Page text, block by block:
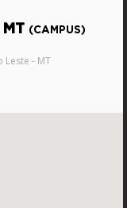
(CAMPUS)
- MT